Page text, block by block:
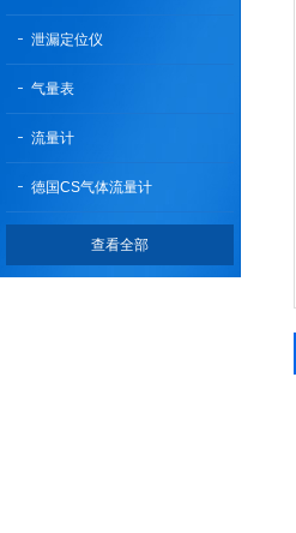
泄漏定位仪
气量表
流量计
德国CS气体流量计
查看全部